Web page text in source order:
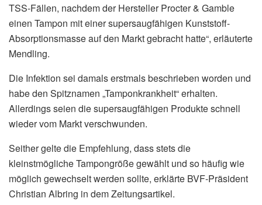
TSS-Fällen, nachdem der Hersteller Procter & Gamble
einen Tampon mit einer supersaugfähigen Kunststoff-
Absorptionsmasse auf den Markt gebracht hatte“, erläuterte
Mendling.
Die Infektion sei damals erstmals beschrieben worden und
habe den Spitznamen „Tamponkrankheit“ erhalten.
Allerdings seien die supersaugfähigen Produkte schnell
wieder vom Markt verschwunden.
Seither gelte die Empfehlung, dass stets die
kleinstmögliche Tampongröße gewählt und so häufig wie
möglich gewechselt werden sollte, erklärte BVF-Präsident
Christian Albring in dem Zeitungsartikel.